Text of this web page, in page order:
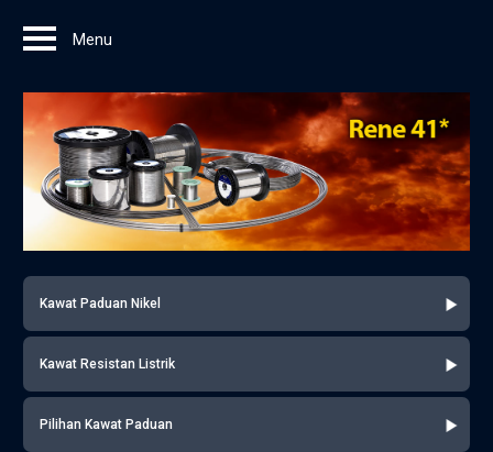
Kawat Paduan Nikel
Kawat Resistan Listrik
Pilihan Kawat Paduan